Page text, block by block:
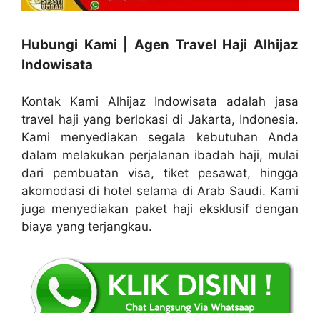
Hubungi Kami | Agen Travel Haji Alhijaz
Indowisata
Kontak Kami Alhijaz Indowisata adalah jasa
travel haji yang berlokasi di Jakarta, Indonesia.
Kami menyediakan segala kebutuhan Anda
dalam melakukan perjalanan ibadah haji, mulai
dari pembuatan visa, tiket pesawat, hingga
akomodasi di hotel selama di Arab Saudi. Kami
juga menyediakan paket haji eksklusif dengan
biaya yang terjangkau.